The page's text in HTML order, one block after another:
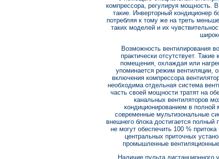
компрессора, регулируя мощность.
такие. Инверторный кондиционер
потребляя к тому же на треть
таких моделей и их
Возможность вентилирования
практически отсутствует.
помещения, охлаждая или
упоминается режим вентиляции,
включения компрессора
необходима отдельная система
часть своей мощности тратят на
канальных вентиляторов
кондиционированием в
современные мультизональные
внешнего блока достигается
не могут обеспечить 100 %
центральных приточных
промышленные
Наличие пульта